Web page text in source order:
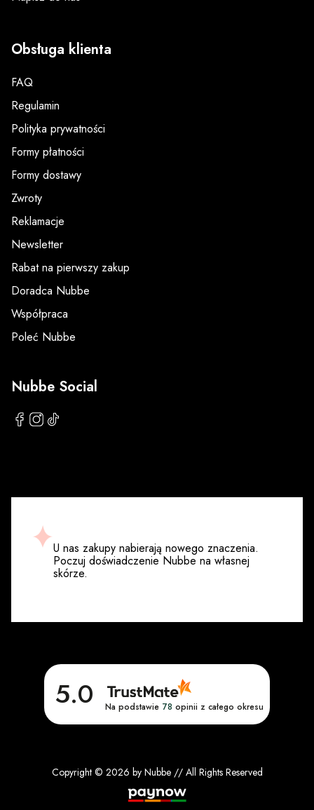
Obsługa klienta
FAQ
Regulamin
Polityka prywatności
Formy płatności
Formy dostawy
Zwroty
Reklamacje
Newsletter
Rabat na pierwszy zakup
Doradca Nubbe
Współpraca
Poleć Nubbe
Nubbe Social
U nas zakupy nabierają nowego znaczenia.
Poczuj doświadczenie Nubbe na własnej
skórze.
5.0 Na podstawie 78 opinii z całego okresu
Copyright © 2026 by Nubbe // All Rights Reserved